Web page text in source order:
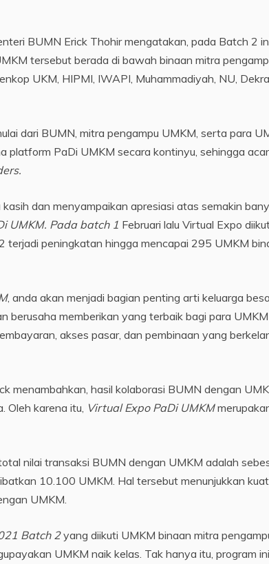
BUMN Erick Thohir mengatakan, pada Batch 2
tersebut berada di bawah binaan mitra
UKM, HIPMI, IWAPI, Muhammadiyah, NU,
dari BUMN, mitra pengampu UMKM, serta para
platform PaDi UMKM secara kontinyu, sehingga
dan menyampaikan apresiasi atas semakin
UMKM. Pada batch 1 Februari lalu Virtual Expo
terjadi peningkatan hingga mencapai 295 UMKM
, anda akan menjadi bagian penting arti keluarga
berusaha memberikan yang terbaik bagi para
akses pasar, dan pembinaan yang
menambahkan, hasil kolaborasi BUMN dengan
Oleh karena itu, Virtual Expo PaDi UMKM
nilai transaksi BUMN dengan UMKM adalah
10.100 UMKM. Hal tersebut menunjukkan
UMKM.
Batch 2yang diikuti UMKM binaan mitra
UMKM naik kelas. Tak hanya itu, program